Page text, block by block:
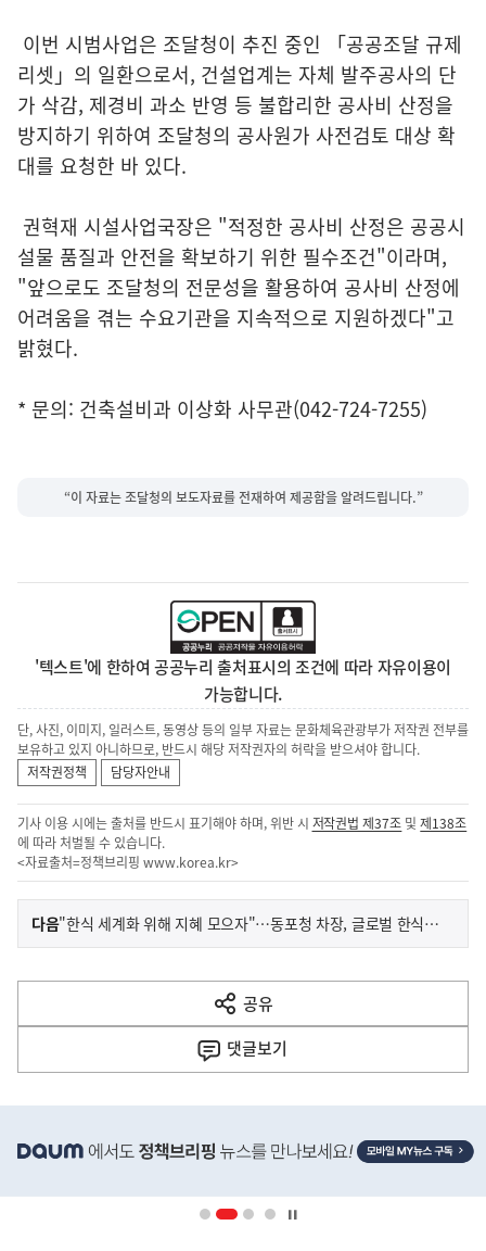
이번 시범사업은 조달청이 추진 중인 「공공조달 규제
리셋」의 일환으로서, 건설업계는 자체 발주공사의 단
가 삭감, 제경비 과소 반영 등 불합리한 공사비 산정을
방지하기 위하여 조달청의 공사원가 사전검토 대상 확
대를 요청한 바 있다.
권혁재 시설사업국장은 "적정한 공사비 산정은 공공시
설물 품질과 안전을 확보하기 위한 필수조건"이라며,
"앞으로도 조달청의 전문성을 활용하여 공사비 산정에
어려움을 겪는 수요기관을 지속적으로 지원하겠다"고
밝혔다.
* 문의: 건축설비과 이상화 사무관(042-724-7255)
“이 자료는 조달청의 보도자료를 전재하여 제공함을 알려드립니다.”
'텍스트'에 한하여 공공누리 출처표시의 조건에 따라 자유이용이
가능합니다.
단, 사진, 이미지, 일러스트, 동영상 등의 일부 자료는 문화체육관광부가 저작권 전부를
보유하고 있지 아니하므로, 반드시 해당 저작권자의 허락을 받으셔야 합니다.
저작권정책
담당자안내
기사 이용 시에는 출처를 반드시 표기해야 하며, 위반 시 저작권법 제37조 및제138조
에 따라 처벌될 수 있습니다.
<자료출처=정책브리핑 www.korea.kr>
이
전
다
음
다음기
"한식 세계화 위해 지혜 모으자"…동포청 차장, 글로벌 한식포럼서 강조
공유
열
기
댓글보기
단